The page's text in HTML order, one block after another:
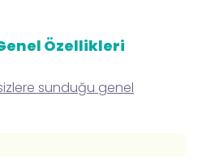
Özellikleri
sunduğu genel